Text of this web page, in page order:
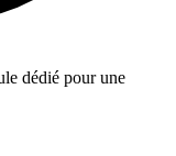
dédié pour une